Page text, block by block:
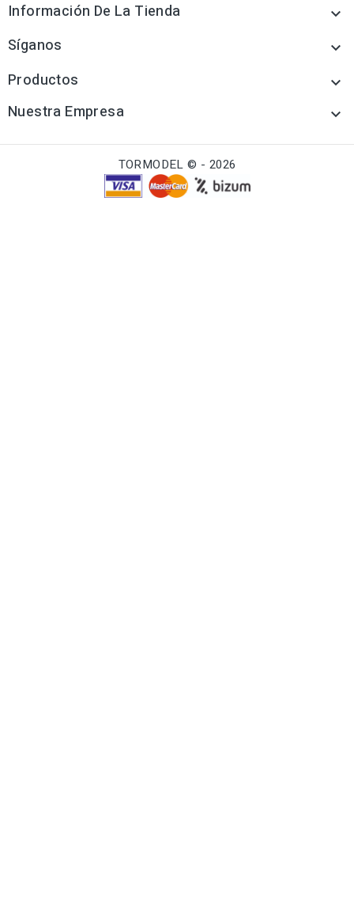
Información De La Tienda 
Síganos 
Productos 
Nuestra Empresa 
TORMODEL © - 2026